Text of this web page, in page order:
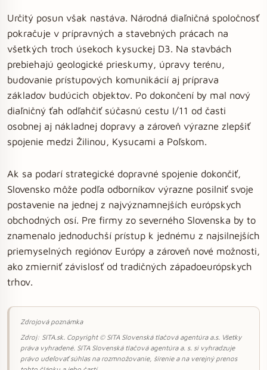
Určitý posun však nastáva. Národná diaľničná spoločnosť
pokračuje v prípravných a stavebných prácach na
všetkých troch úsekoch kysuckej D3. Na stavbách
prebiehajú geologické prieskumy, úpravy terénu,
budovanie prístupových komunikácií aj príprava
základov budúcich objektov. Po dokončení by mal nový
diaľničný ťah odľahčiť súčasnú cestu I/11 od časti
osobnej aj nákladnej dopravy a zároveň výrazne zlepšiť
spojenie medzi Žilinou, Kysucami a Poľskom.
Ak sa podarí strategické dopravné spojenie dokončiť,
Slovensko môže podľa odborníkov výrazne posilniť svoje
postavenie na jednej z najvýznamnejších európskych
obchodných osí. Pre firmy zo severného Slovenska by to
znamenalo jednoduchší prístup k jednému z najsilnejších
priemyselných regiónov Európy a zároveň nové možnosti,
ako zmierniť závislosť od tradičných západoeurópskych
trhov.
Zdrojová poznámka
Zdroj: SITA.sk. Copyright © SITA Slovenská tlačová agentúra a.s. Všetky
práva vyhradené. SITA Slovenská tlačová agentúra a. s. si vyhradzuje
právo udeľovať súhlas na rozmnožovanie, šírenie a na verejný prenos